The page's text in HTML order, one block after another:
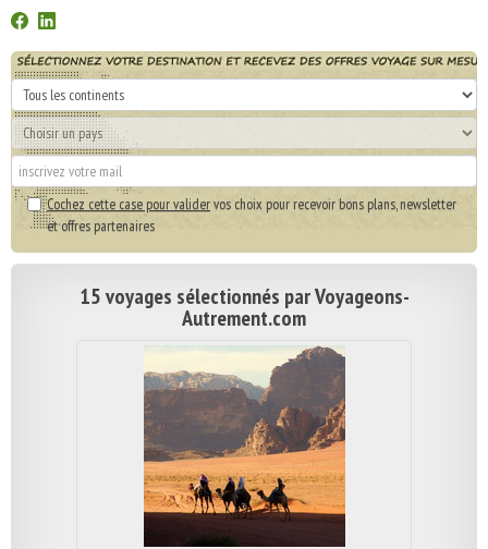
Cochez cette case pour validervos choix pour recevoir bons plans, newsletter
et offres partenaires
15 voyages sélectionnés par Voyageons-
Autrement.com